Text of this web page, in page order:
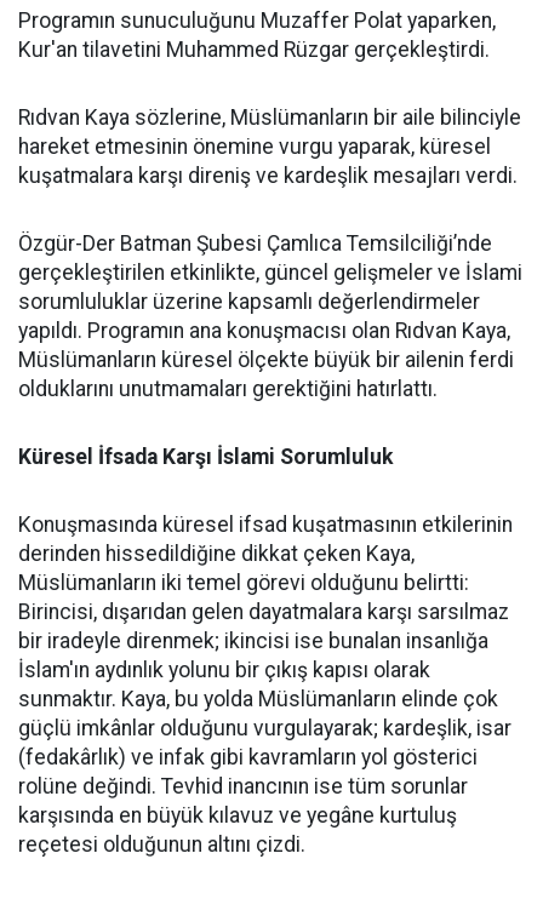
Programın sunuculuğunu Muzaffer Polat yaparken,
Kur'an tilavetini Muhammed Rüzgar gerçekleştirdi.
Rıdvan Kaya sözlerine, Müslümanların bir aile bilinciyle
hareket etmesinin önemine vurgu yaparak, küresel
kuşatmalara karşı direniş ve kardeşlik mesajları verdi.
Özgür-Der Batman Şubesi Çamlıca Temsilciliği’nde
gerçekleştirilen etkinlikte, güncel gelişmeler ve İslami
sorumluluklar üzerine kapsamlı değerlendirmeler
yapıldı. Programın ana konuşmacısı olan Rıdvan Kaya,
Müslümanların küresel ölçekte büyük bir ailenin ferdi
olduklarını unutmamaları gerektiğini hatırlattı.
Küresel İfsada Karşı İslami Sorumluluk
Konuşmasında küresel ifsad kuşatmasının etkilerinin
derinden hissedildiğine dikkat çeken Kaya,
Müslümanların iki temel görevi olduğunu belirtti:
Birincisi, dışarıdan gelen dayatmalara karşı sarsılmaz
bir iradeyle direnmek; ikincisi ise bunalan insanlığa
İslam'ın aydınlık yolunu bir çıkış kapısı olarak
sunmaktır. Kaya, bu yolda Müslümanların elinde çok
güçlü imkânlar olduğunu vurgulayarak; kardeşlik, isar
(fedakârlık) ve infak gibi kavramların yol gösterici
rolüne değindi. Tevhid inancının ise tüm sorunlar
karşısında en büyük kılavuz ve yegâne kurtuluş
reçetesi olduğunun altını çizdi.